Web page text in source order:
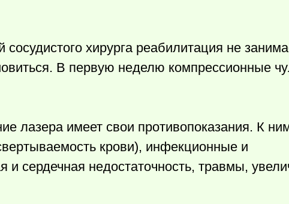
хирурга реабилитация не
В первую неделю компрессионные
лазера имеет свои противопоказания. К
крови), инфекционные и
сердечная недостаточность, травмы,